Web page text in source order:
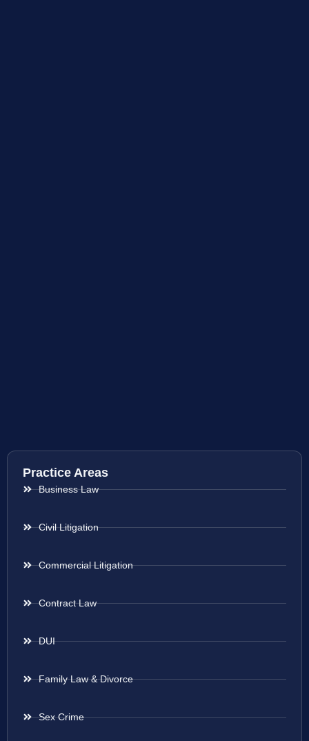
Practice Areas
Business Law
Civil Litigation
Commercial Litigation
Contract Law
DUI
Family Law & Divorce
Sex Crime